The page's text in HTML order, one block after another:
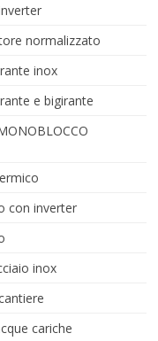
normalizzato
inox
e bigirante
con inverter
inox
cariche